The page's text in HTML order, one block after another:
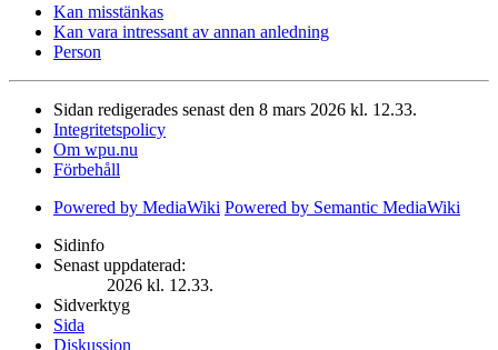
Kan misstänkas
Kan vara intressant av annan anledning
Person
Sidan redigerades senast den 8 mars 2026 kl. 12.33.
Integritetspolicy
Om wpu.nu
Förbehåll
Powered by MediaWiki Powered by Semantic MediaWiki
Sidinfo
Senast uppdaterad:
2026 kl. 12.33.
Sidverktyg
Sida
Diskussion